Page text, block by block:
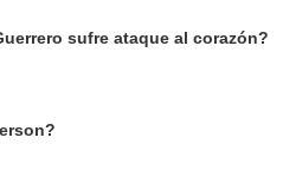
sufre ataque al corazón?